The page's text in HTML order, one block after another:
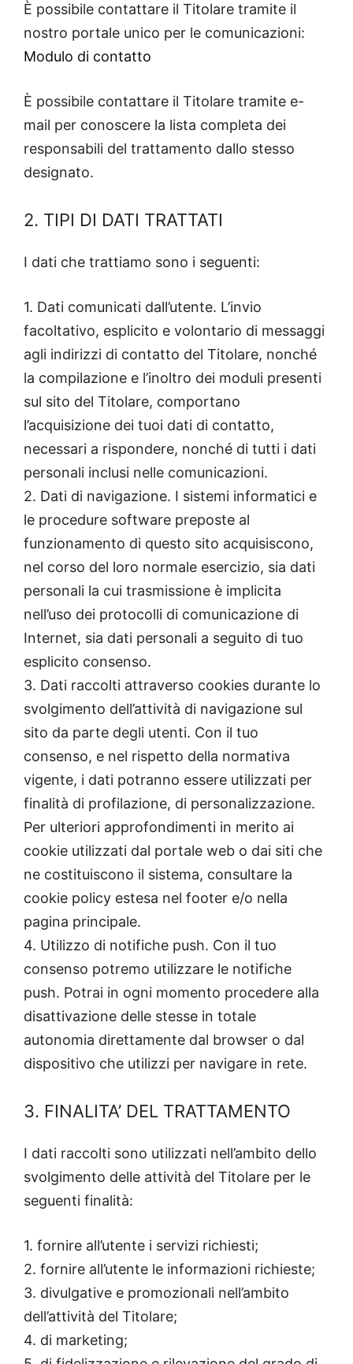
È possibile contattare il Titolare tramite il
nostro portale unico per le comunicazioni:
Modulo di contatto
È possibile contattare il Titolare tramite e-
mail per conoscere la lista completa dei
responsabili del trattamento dallo stesso
designato.
2. TIPI DI DATI TRATTATI
I dati che trattiamo sono i seguenti:
1. Dati comunicati dall’utente. L’invio
facoltativo, esplicito e volontario di messaggi
agli indirizzi di contatto del Titolare, nonché
la compilazione e l’inoltro dei moduli presenti
sul sito del Titolare, comportano
l’acquisizione dei tuoi dati di contatto,
necessari a rispondere, nonché di tutti i dati
personali inclusi nelle comunicazioni.
2. Dati di navigazione. I sistemi informatici e
le procedure software preposte al
funzionamento di questo sito acquisiscono,
nel corso del loro normale esercizio, sia dati
personali la cui trasmissione è implicita
nell’uso dei protocolli di comunicazione di
Internet, sia dati personali a seguito di tuo
esplicito consenso.
3. Dati raccolti attraverso cookies durante lo
svolgimento dell’attività di navigazione sul
sito da parte degli utenti. Con il tuo
consenso, e nel rispetto della normativa
vigente, i dati potranno essere utilizzati per
finalità di profilazione, di personalizzazione.
Per ulteriori approfondimenti in merito ai
cookie utilizzati dal portale web o dai siti che
ne costituiscono il sistema, consultare la
cookie policy estesa nel footer e/o nella
pagina principale.
4. Utilizzo di notifiche push. Con il tuo
consenso potremo utilizzare le notifiche
push. Potrai in ogni momento procedere alla
disattivazione delle stesse in totale
autonomia direttamente dal browser o dal
dispositivo che utilizzi per navigare in rete.
3. FINALITA’ DEL TRATTAMENTO
I dati raccolti sono utilizzati nell’ambito dello
svolgimento delle attività del Titolare per le
seguenti finalità:
1. fornire all’utente i servizi richiesti;
2. fornire all’utente le informazioni richieste;
3. divulgative e promozionali nell’ambito
dell’attività del Titolare;
4. di marketing;